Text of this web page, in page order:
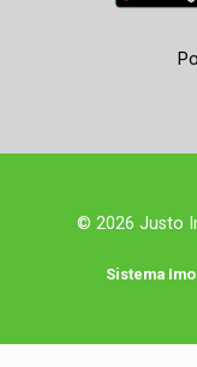
© 2026 Justo
Sistema